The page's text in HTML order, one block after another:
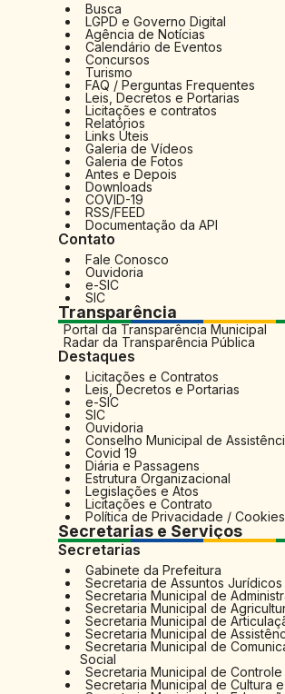
Busca
LGPD e Governo Digital
Agência de Notícias
Calendário de Eventos
Concursos
Turismo
FAQ / Perguntas Frequentes
Leis, Decretos e Portarias
Licitações e contratos
Relatórios
Links Úteis
Galeria de Vídeos
Galeria de Fotos
Antes e Depois
Downloads
COVID-19
RSS/FEED
Documentação da API
Contato
Fale Conosco
Ouvidoria
e-SIC
SIC
Transparência
Portal da Transparência Municipal
Radar da Transparência Pública
Destaques
Licitações e Contratos
Leis, Decretos e Portarias
e-SIC
SIC
Ouvidoria
Conselho Municipal de
Covid 19
Diária e Passagens
Estrutura Organizacional
Legislações e Atos
Licitações e Contrato
Política de Privacidade / Cookies
Secretarias e Serviços
Secretarias
Gabinete da Prefeitura
Secretaria de Assuntos Jurídicos
Secretaria Municipal de
Secretaria Municipal de
Secretaria Municipal de
Secretaria Municipal de
Secretaria Municipal de
Social
Secretaria Municipal de Controle
Secretaria Municipal de Cultura